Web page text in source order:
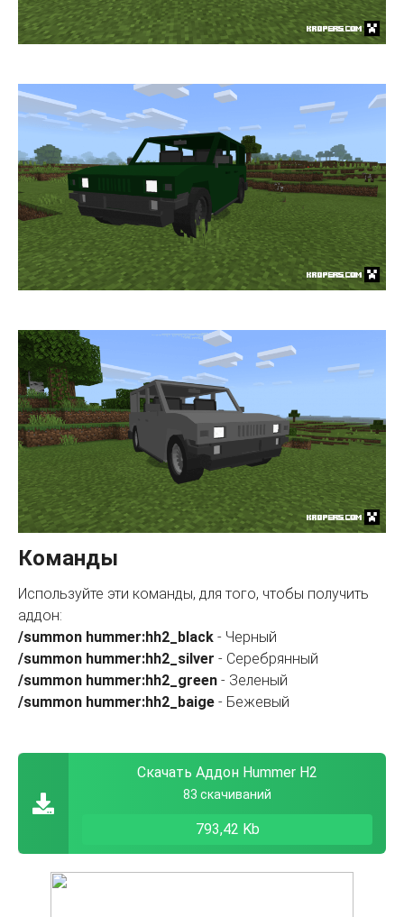
Команды
Используйте эти команды, для того, чтобы получить
аддон:
/summon hummer:hh2_black - Черный
/summon hummer:hh2_silver - Серебрянный
/summon hummer:hh2_green - Зеленый
/summon hummer:hh2_baige - Бежевый
Скачать Аддон Hummer H2
83 скачиваний
793,42 Kb